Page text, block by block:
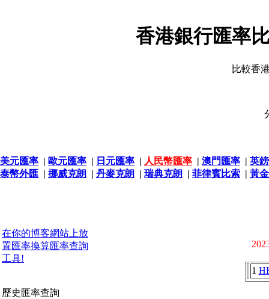
香港銀行匯率
比較香
美元匯率 | 歐元匯率 | 日元匯率 | 人民幣匯率 | 澳門匯率 | 英
泰幣外匯 | 挪威克朗 | 丹麥克朗 | 瑞典克朗 | 菲律賓比索 | 黃
在你的博客網站上放
置匯率換算匯率查詢
工具!
歷史匯率查詢
1